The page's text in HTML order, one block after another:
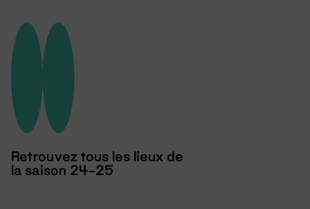
Retrouvez tous les lieux de
la saison 24-25